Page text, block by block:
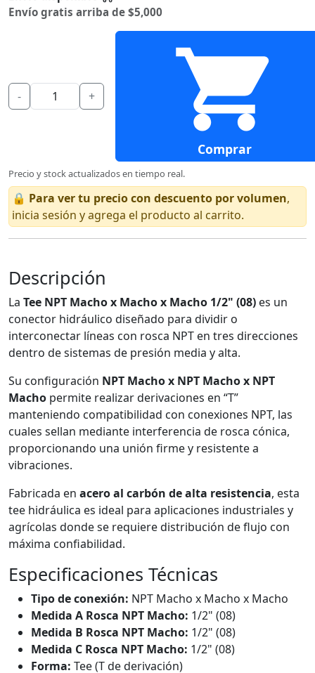
Envío gratis arriba de $5,000
- +
Comprar
Precio y stock actualizados en tiempo real.
🔒 Para ver tu precio con descuento por volumen,
inicia sesión y agrega el producto al carrito.
Descripción
La Tee NPT Macho x Macho x Macho 1/2" (08) es un
conector hidráulico diseñado para dividir o
interconectar líneas con rosca NPT en tres direcciones
dentro de sistemas de presión media y alta.
Su configuración NPT Macho x NPT Macho x NPT
Macho permite realizar derivaciones en “T”
manteniendo compatibilidad con conexiones NPT, las
cuales sellan mediante interferencia de rosca cónica,
proporcionando una unión firme y resistente a
vibraciones.
Fabricada en acero al carbón de alta resistencia, esta
tee hidráulica es ideal para aplicaciones industriales y
agrícolas donde se requiere distribución de flujo con
máxima confiabilidad.
Especificaciones Técnicas
Tipo de conexión: NPT Macho x Macho x Macho
Medida A Rosca NPT Macho: 1/2" (08)
Medida B Rosca NPT Macho: 1/2" (08)
Medida C Rosca NPT Macho: 1/2" (08)
Forma: Tee (T de derivación)